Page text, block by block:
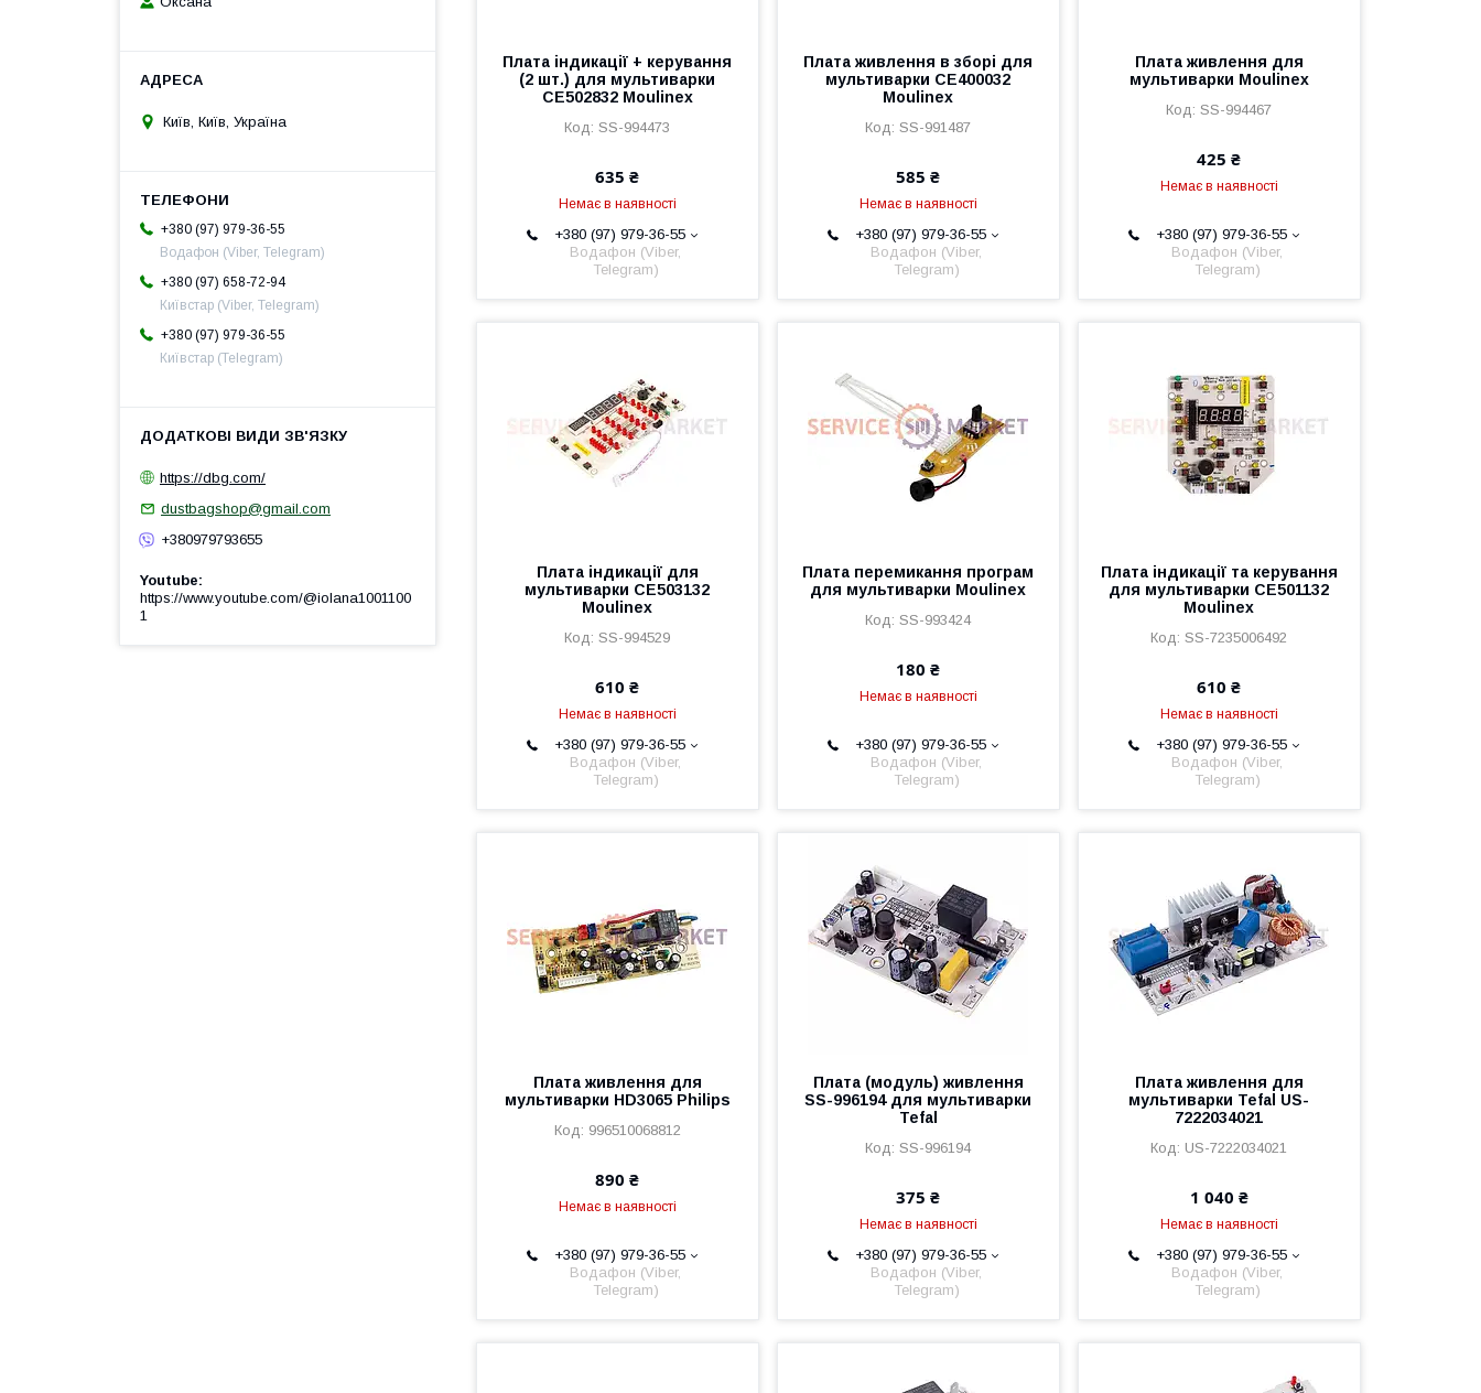
Плата індикації + керування
(2 шт.) для мультиварки
CE502832 Moulinex
SS-994473
635 ₴
Немає в наявності
+380 (97) 979-36-55
Водафон (Viber,
Telegram)
Плата живлення в зборі для
мультиварки CE400032
Moulinex
SS-991487
585 ₴
Немає в наявності
+380 (97) 979-36-55
Водафон (Viber,
Telegram)
Плата живлення для
мультиварки Moulinex
SS-994467
425 ₴
Немає в наявності
+380 (97) 979-36-55
Водафон (Viber,
Telegram)
Плата індикації для
мультиварки CE503132
Moulinex
SS-994529
610 ₴
Немає в наявності
+380 (97) 979-36-55
Водафон (Viber,
Telegram)
Плата перемикання програм
для мультиварки Moulinex
SS-993424
180 ₴
Немає в наявності
+380 (97) 979-36-55
Водафон (Viber,
Telegram)
Плата індикації та керування
для мультиварки CE501132
Moulinex
SS-7235006492
610 ₴
Немає в наявності
+380 (97) 979-36-55
Водафон (Viber,
Telegram)
Плата живлення для
мультиварки HD3065 Philips
996510068812
890 ₴
Немає в наявності
+380 (97) 979-36-55
Водафон (Viber,
Telegram)
Плата (модуль) живлення
SS-996194 для мультиварки
Tefal
SS-996194
375 ₴
Немає в наявності
+380 (97) 979-36-55
Водафон (Viber,
Telegram)
Плата живлення для
мультиварки Tefal US-
7222034021
US-7222034021
1 040 ₴
Немає в наявності
+380 (97) 979-36-55
Водафон (Viber,
Telegram)
Київ, Київ, Україна
+380 (97) 979-36-55
Водафон (Viber, Telegram)
+380 (97) 658-72-94
Київстар (Viber, Telegram)
+380 (97) 979-36-55
Київстар (Telegram)
https://dbg.com/
dustbagshop@gmail.com
+380979793655
Youtube
https://www.youtube.com/@iolana1001100
1